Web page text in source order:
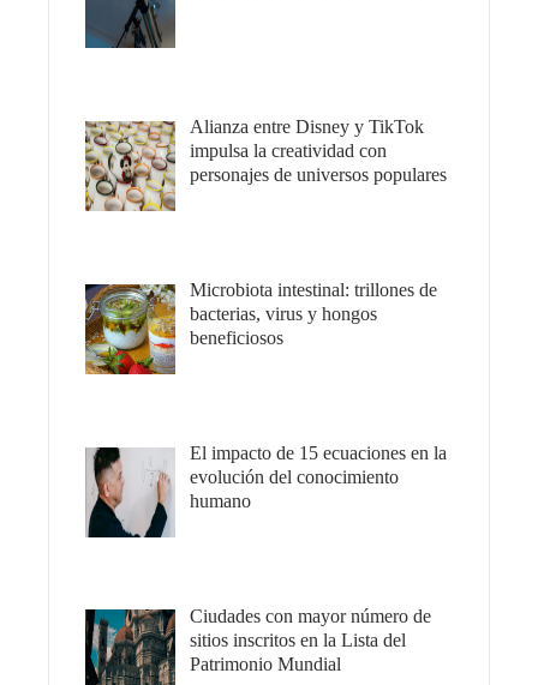
Alianza entre Disney y TikTok
impulsa la creatividad con
personajes de universos populares
Microbiota intestinal: trillones de
bacterias, virus y hongos
beneficiosos
El impacto de 15 ecuaciones en la
evolución del conocimiento
humano
Ciudades con mayor número de
sitios inscritos en la Lista del
Patrimonio Mundial